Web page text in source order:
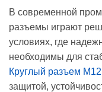
В современной
разъемы играют
условиях, где
необходимы для
Круглый разъем M12
защитой,